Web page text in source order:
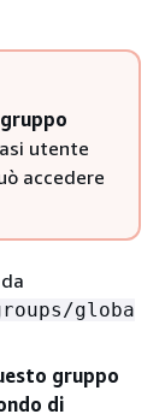
gruppo
utente
accedere
globa
gruppo
di